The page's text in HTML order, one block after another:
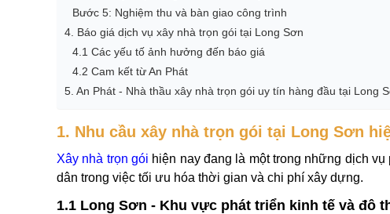
Bước 5: Nghiệm thu và bàn giao công trình
4. Báo giá dịch vụ xây nhà trọn gói tại Long Sơn
4.1 Các yếu tố ảnh hưởng đến báo giá
4.2 Cam kết từ An Phát
5. An Phát - Nhà thầu xây nhà trọn gói uy tín hàng đầu tại Long
1. Nhu cầu xây nhà trọn gói tại Long Sơn
Xây nhà trọn gói hiện nay đang là một trong những dịch
dân trong việc tối ưu hóa thời gian và chi phí xây dựng.
1.1 Long Sơn - Khu vực phát triển kinh tế và đô